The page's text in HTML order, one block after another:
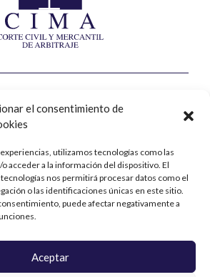
el consentimiento de
utilizamos tecnologías como las
acceder a la información del dispositivo. El
nos permitirá procesar datos como el
o las identificaciones únicas en este sitio.
puede afectar negativamente a
Aceptar
de Arbitraje